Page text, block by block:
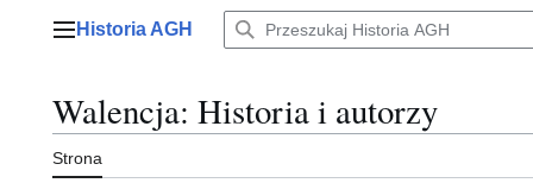
Menu główne
Historia AGH
Walencja: Historia i autorzy
Strona